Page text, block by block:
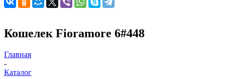
Кошелек Fioramore 6#448
Главная
-
Каталог